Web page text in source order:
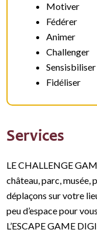
Motiver
Fédérer
Animer
Challenger
Sensisbiliser
Fidéliser
Services
LE CHALLENGE
château, parc, musée,
déplaçons sur votre
peu d’espace pour
L’ESCAPE GAME